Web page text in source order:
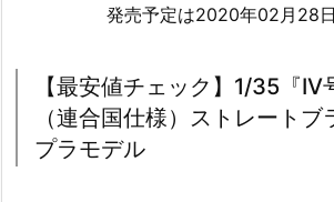
発売予定は2020年02月28日
【最安値チェック】1/35『IV
（連合国仕様）ストレートブ
プラモデル